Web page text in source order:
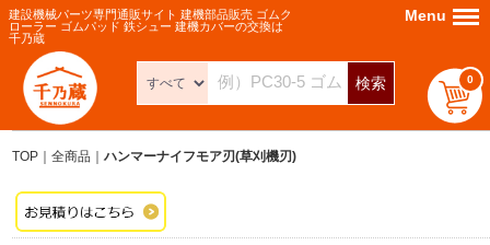
建設機械パーツ専門通販サイト 建機部品販売 ゴムク
ローラー ゴムパッド 鉄シュー 建機カバーの交換は
千乃蔵
検索 0
Menu Menu
TOP 全商品 ハンマーナイフモア刃(草刈機刃)